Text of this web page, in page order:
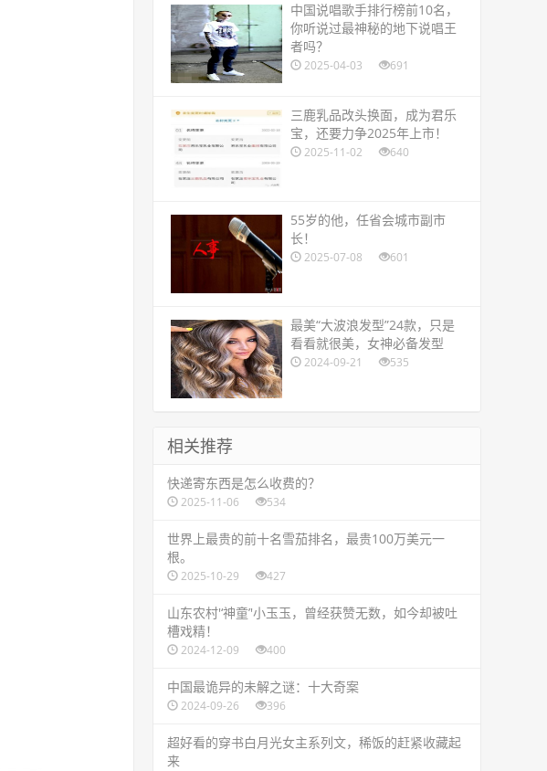
​中国说唱歌手排行榜前10名，
你听说过最神秘的地下说唱王
者吗？
2025-04-03 691
​三鹿乳品改头换面，成为君乐
宝，还要力争2025年上市！
2025-11-02 640
​55岁的他，任省会城市副市
长！
2025-07-08 601
​最美“大波浪发型”24款，只是
看看就很美，女神必备发型
2024-09-21 535
相关推荐
​快递寄东西是怎么收费的？
2025-11-06 534
​世界上最贵的前十名雪茄排名，最贵100万美元一
根。
2025-10-29 427
​山东农村'‘神童’'小玉玉，曾经获赞无数，如今却被吐
槽戏精！
2024-12-09 400
​中国最诡异的未解之谜：十大奇案
2024-09-26 396
​超好看的穿书白月光女主系列文，稀饭的赶紧收藏起
来